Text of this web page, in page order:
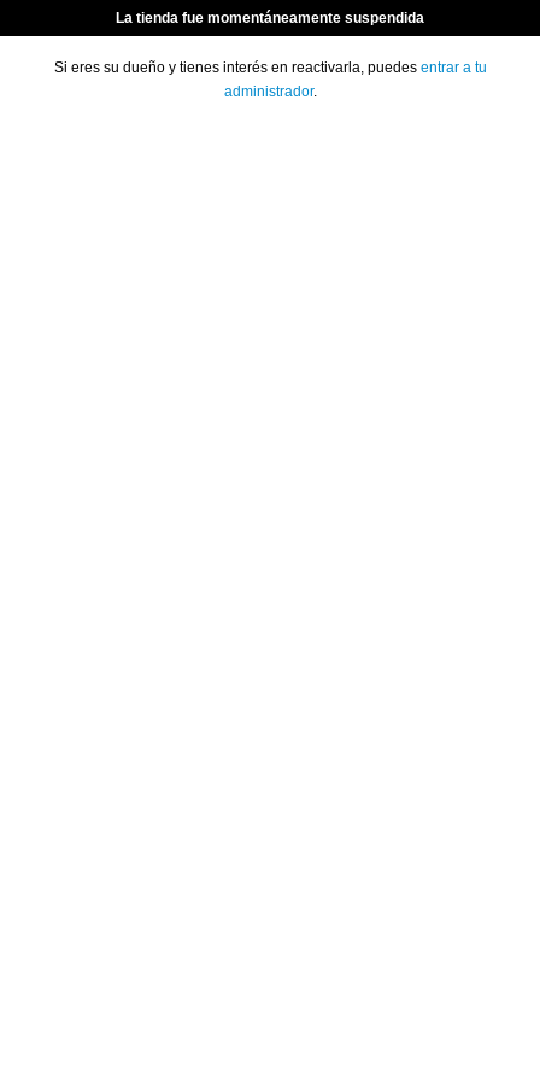
La tienda fue momentáneamente suspendida
Si eres su dueño y tienes interés en reactivarla, puedes entrar a tu
administrador.